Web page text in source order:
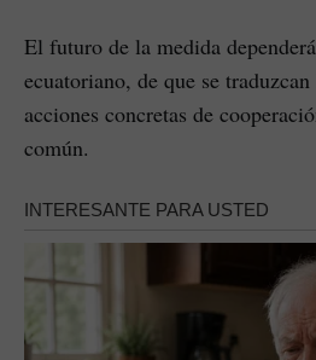
El futuro de la medida
ecuatoriano, de que se
acciones concretas de
común.